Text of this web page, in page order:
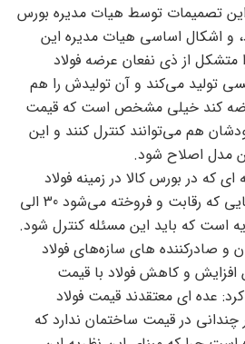
تصمیمات توسط هیات مدیره بورس
و اشکال اساسی هیات مدیره این
متشکل از ذی نفعان عرضه فولاد
تولید می‌کند و آن تولیدش را هم
کند خیلی مشخص است که قیمت
هم می‌توانند کنترل کنند و این
مدل اصلاح شود.
که در بورس کالا در زمینه فولاد
عرضه می‌شود با قیمت نهایی که رقابت و فروخته می‌شود 30 الی
و صادرکننده های سازه‌های فولاد
افزایش و کاهش فولاد با قیمت
عده ای معتقدند قیمت فولاد
در قیمت ساختمان ندارد که